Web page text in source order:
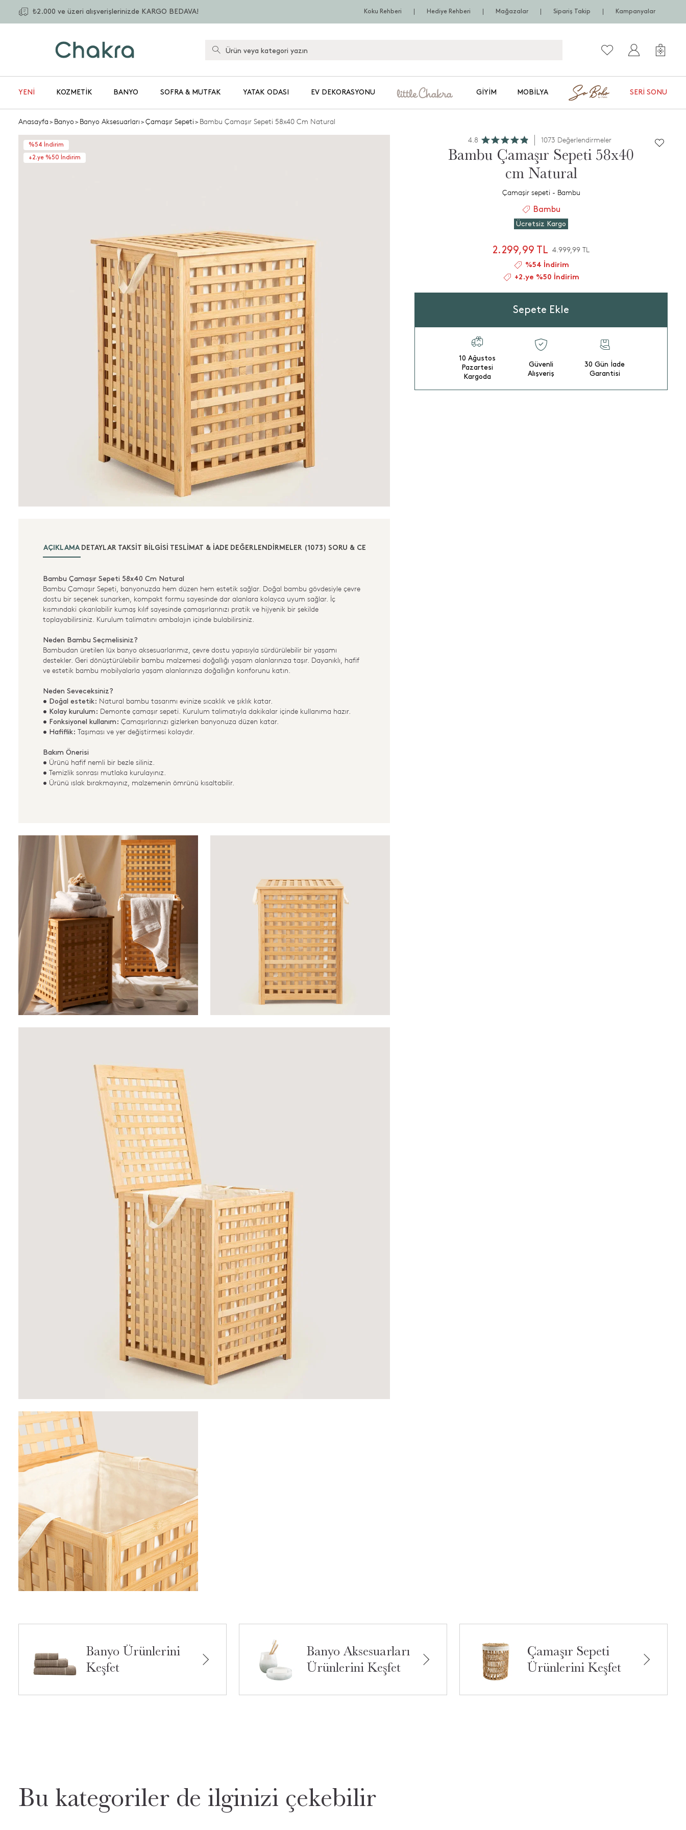
₺2.000 ve üzeri alışverişlerinizde KARGO BEDAVA! Koku Rehberi Hediye Rehberi Mağazalar Sipariş Takip Kampanyalar
YENİ KOZMETIK BANYO SOFRA & MUTFAK YATAK ODASI EV DEKORASYONU GIYIM MOBILYA SERI SONU
Anasayfa>Banyo>Banyo Aksesuarları>Çamaşır Sepeti>Bambu Çamaşır Sepeti 58x40 Cm Natural
%54 İndirim
+2.ye %50 İndirim
AÇIKLAMA DETAYLAR TAKSIT BILGISI TESLIMAT & İADE DEĞERLENDİRMELER (1073) SORU & CEVAP (217)
Bambu Çamaşır Sepeti 58x40 Cm Natural
Bambu Çamaşır Sepeti, banyonuzda hem düzen hem estetik sağlar. Doğal bambu gövdesiyle çevre
dostu bir seçenek sunarken, kompakt formu sayesinde dar alanlara kolayca uyum sağlar. İç
kısmındaki çıkarılabilir kumaş kılıf sayesinde çamaşırlarınızı pratik ve hijyenik bir şekilde
toplayabilirsiniz. Kurulum talimatını ambalajın içinde bulabilirsiniz.
Neden Bambu Seçmelisiniz?
Bambudan üretilen lüx banyo aksesuarlarımız, çevre dostu yapısıyla sürdürülebilir bir yaşamı
destekler. Geri dönüştürülebilir bambu malzemesi doğallığı yaşam alanlarınıza taşır. Dayanıklı, hafif
ve estetik bambu mobilyalarla yaşam alanlarınıza doğallığın konforunu katın.
Neden Seveceksiniz?
• Doğal estetik: Natural bambu tasarımı evinize sıcaklık ve şıklık katar.
• Kolay kurulum: Demonte çamaşır sepeti. Kurulum talimatıyla dakikalar içinde kullanıma hazır.
• Fonksiyonel kullanım: Çamaşırlarınızı gizlerken banyonuza düzen katar.
• Hafiflik: Taşıması ve yer değiştirmesi kolaydır.
Bakım Önerisi
• Ürünü hafif nemli bir bezle siliniz.
• Temizlik sonrası mutlaka kurulayınız.
• Ürünü ıslak bırakmayınız, malzemenin ömrünü kısaltabilir.
4.8 1073 Değerlendirmeler
Bambu Çamaşır Sepeti 58x40
cm Natural
Çamaşir sepeti - Bambu
Bambu
Ücretsiz Kargo
2.299,99 TL 4.999,99 TL
%54 İndirim
+2.ye %50 İndirim
Sepete Ekle
10 Ağustos
Pazartesi
Kargoda
Güvenli
Alışveriş
30 Gün İade
Garantisi
Banyo Ürünlerini
Keşfet
Banyo Aksesuarları
Ürünlerini Keşfet
Çamaşır Sepeti
Ürünlerini Keşfet
Bu kategoriler de ilginizi çekebilir